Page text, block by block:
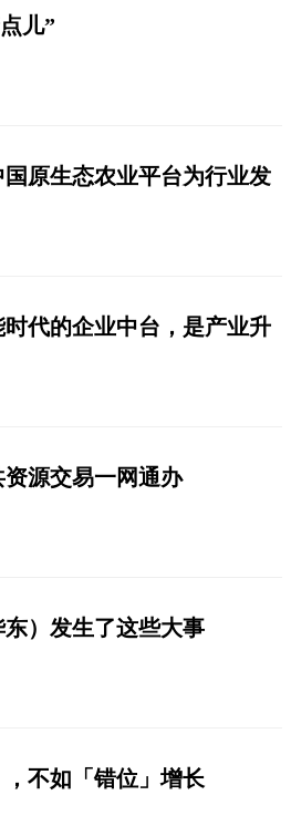
儿”
原生态农业平台为行业发
代的企业中台，是产业升
源交易一网通办
）发生了这些大事
不如「错位」增长